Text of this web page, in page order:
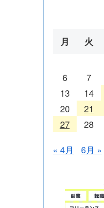
月
火
6
7
13
14
20
21
27
28
« 4月
6月 »